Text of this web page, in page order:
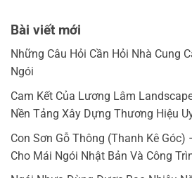
Bài viết mới
Những Câu Hỏi Cần Hỏi Nhà Cung
Ngói
Cam Kết Của Lương Lâm
Nền Tảng Xây Dựng Thương Hiệu
Con Sơn Gỗ Thông (Thanh Kê Góc)
Cho Mái Ngói Nhật Bản Và Công